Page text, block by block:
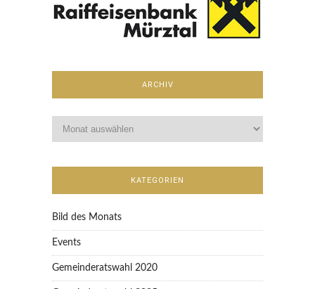
ARCHIV
KATEGORIEN
Bild des Monats
Events
Gemeinderatswahl 2020